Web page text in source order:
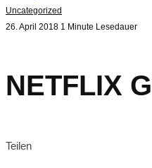
Uncategorized
26. April 2018 1 Minute Lesedauer
NETFLIX
Teilen